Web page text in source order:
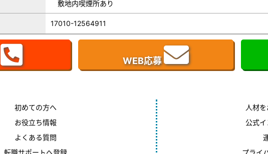
敷地内喫煙所あり
17010-12564911
WEB応募
初めての方へ
お役立ち情報
よくある質問
転職サポートへ登録
人材
公式
プライ